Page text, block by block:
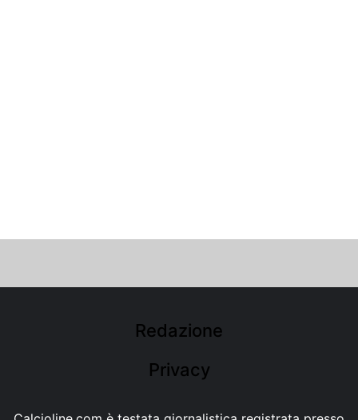
Redazione
Privacy